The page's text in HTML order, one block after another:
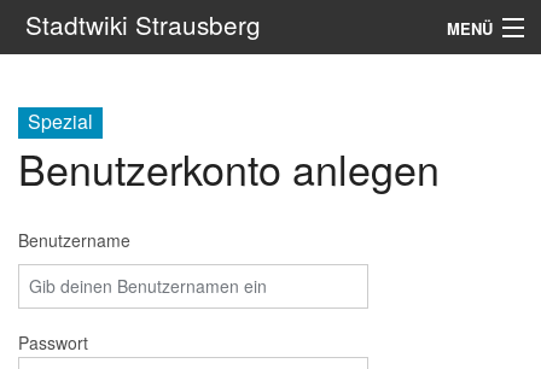
Stadtwiki Strausberg MENÜ
Portale
Spezial
Benutzerkonto anlegen
Benutzername
Passwort